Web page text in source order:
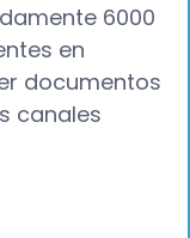
6000
en
documentos
canales